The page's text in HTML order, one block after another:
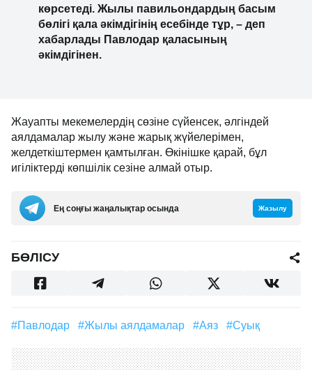
көрсетеді. Жылы павильондардың басым
бөлігі қала әкімдігінің есебінде тұр, – деп
хабарлады Павлодар қаласының
әкімдігінен.
Жауапты мекемелердің сөзіне сүйенсек, әлгіндей
аялдамалар жылу және жарық жүйелерімен,
желдеткіштермен қамтылған. Өкінішке қарай, бұл
игіліктерді көпшілік сезіне алмай отыр.
Ең соңғы жаңалықтар осында Жазылу
БӨЛІСУ
#Павлодар #жылы аялдамалар #аяз #суық